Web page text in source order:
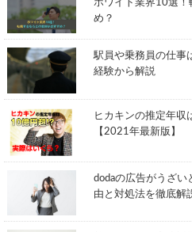
ホワイト業界10選！
め？
駅員や乗務員の仕事
経験から解説
ヒカキンの推定年収
【2021年最新版】
dodaの広告がうざい
由と対処法を徹底解